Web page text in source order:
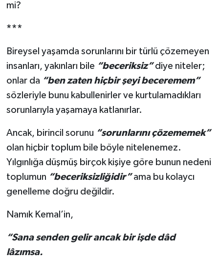
mi?
***
Bireysel yaşamda sorunlarını bir türlü çözemeyen
insanları, yakınları bile “beceriksiz”diye niteler;
onlar da “ben zaten hiçbir şeyi beceremem”
sözleriyle bunu kabullenirler ve kurtulamadıkları
sorunlarıyla yaşamaya katlanırlar.
Ancak, birincil sorunu “sorunlarını çözememek”
olan hiçbir toplum bile böyle nitelenemez.
Yılgınlığa düşmüş birçok kişiye göre bunun nedeni
toplumun “beceriksizliğidir”ama bu kolaycı
genelleme doğru değildir.
Namık Kemal’in,
“Sana senden gelir ancak bir işde dâd
lâzımsa.